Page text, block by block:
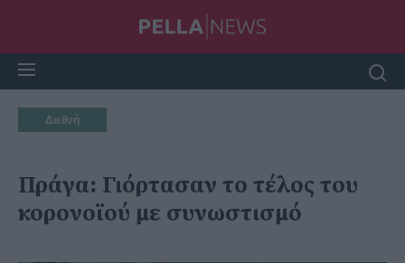
Διεθνή
Πράγα: Γιόρτασαν το τέλος του
κορονοϊού με συνωστισμό